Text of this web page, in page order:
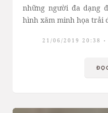
những người đa dạng
hình xăm minh họa trải
21/06/2019 20:38